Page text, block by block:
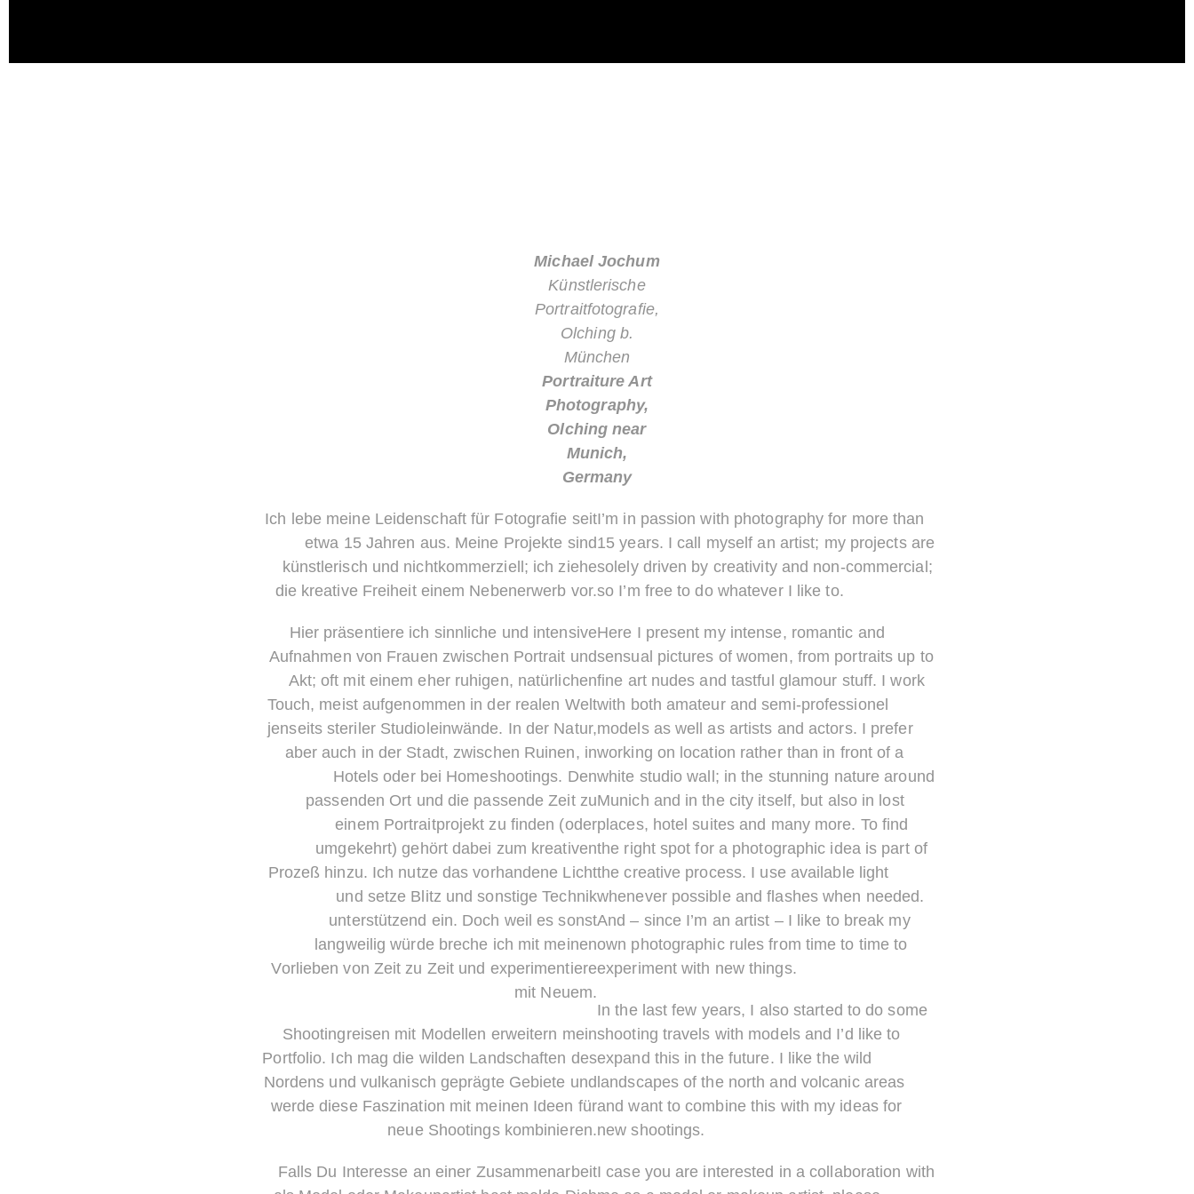
Michael Jochum
Künstlerische
Portraitfotografie,
Olching b.
München
Portraiture Art
Photography,
Olching near
Munich,
Germany
Ich lebe meine Leidenschaft für Fotografie seit
etwa 15 Jahren aus. Meine Projekte sind
künstlerisch und nichtkommerziell; ich ziehe
die kreative Freiheit einem Nebenerwerb vor.
Hier präsentiere ich sinnliche und intensive
Aufnahmen von Frauen zwischen Portrait und
Akt; oft mit einem eher ruhigen, natürlichen
Touch, meist aufgenommen in der realen Welt
jenseits steriler Studioleinwände. In der Natur,
aber auch in der Stadt, zwischen Ruinen, in
Hotels oder bei Homeshootings. Den
passenden Ort und die passende Zeit zu
einem Portraitprojekt zu finden (oder
umgekehrt) gehört dabei zum kreativen
Prozeß hinzu. Ich nutze das vorhandene Licht
und setze Blitz und sonstige Technik
unterstützend ein. Doch weil es sonst
langweilig würde breche ich mit meinen
Vorlieben von Zeit zu Zeit und experimentiere
mit Neuem.
Shootingreisen mit Modellen erweitern mein
Portfolio. Ich mag die wilden Landschaften des
Nordens und vulkanisch geprägte Gebiete und
werde diese Faszination mit meinen Ideen für
neue Shootings kombinieren.
Falls Du Interesse an einer Zusammenarbeit
I’m in passion with photography for more than
15 years. I call myself an artist; my projects are
solely driven by creativity and non-commercial;
so I’m free to do whatever I like to.
Here I present my intense, romantic and
sensual pictures of women, from portraits up to
fine art nudes and tastful glamour stuff. I work
with both amateur and semi-professionel
models as well as artists and actors. I prefer
working on location rather than in front of a
white studio wall; in the stunning nature around
Munich and in the city itself, but also in lost
places, hotel suites and many more. To find
the right spot for a photographic idea is part of
the creative process. I use available light
whenever possible and flashes when needed.
And – since I’m an artist – I like to break my
own photographic rules from time to time to
experiment with new things.
In the last few years, I also started to do some
shooting travels with models and I’d like to
expand this in the future. I like the wild
landscapes of the north and volcanic areas
and want to combine this with my ideas for
new shootings.
I case you are interested in a collaboration with